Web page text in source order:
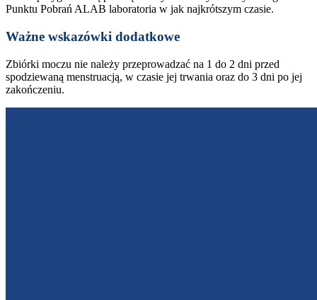
Punktu Pobrań ALAB laboratoria w jak najkrótszym czasie.
Ważne wskazówki dodatkowe
Zbiórki moczu nie należy przeprowadzać na 1 do 2 dni przed
spodziewaną menstruacją, w czasie jej trwania oraz do 3 dni po jej
zakończeniu.